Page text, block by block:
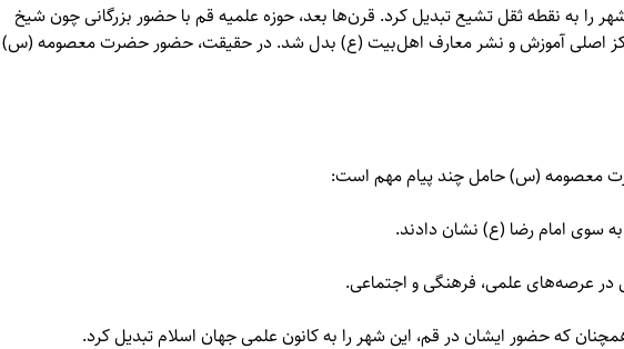
به نقطه ثقل تشیع تبدیل کرد. قرن‌ها بعد، حوزه علمیه قم با حضور بزرگانی چون شیخ
مرکز اصلی آموزش و نشر معارف اهل‌بیت (ع) بدل شد. در حقیقت، حضور حضرت معصومه (س)
معصومه (س) حامل چند پیام مهم است:
به سوی امام رضا (ع) نشان دادند.
در عرصه‌های علمی، فرهنگی و اجتماعی.
که حضور ایشان در قم، این شهر را به کانون علمی جهان اسلام تبدیل کرد.